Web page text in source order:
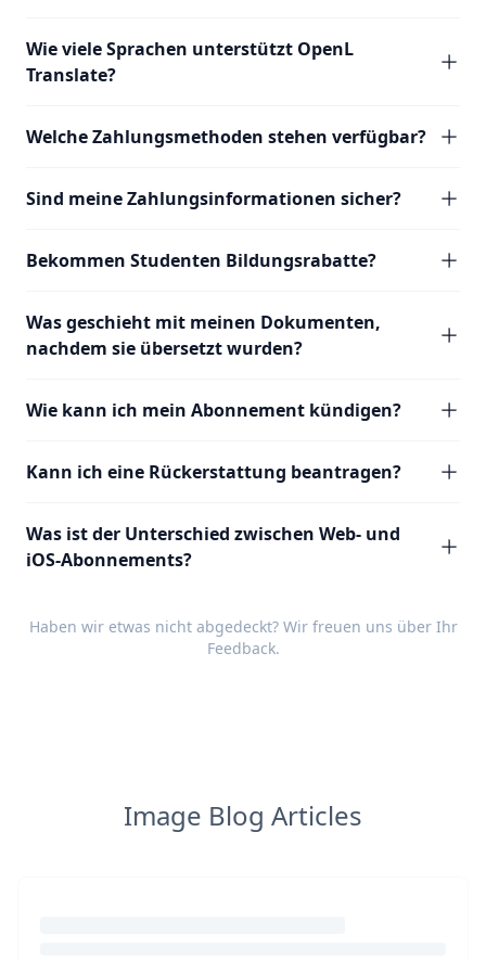
Wie viele Sprachen unterstützt OpenL
Translate?
Welche Zahlungsmethoden stehen verfügbar?
Sind meine Zahlungsinformationen sicher?
Bekommen Studenten Bildungsrabatte?
Was geschieht mit meinen Dokumenten,
nachdem sie übersetzt wurden?
Wie kann ich mein Abonnement kündigen?
Kann ich eine Rückerstattung beantragen?
Was ist der Unterschied zwischen Web- und
iOS-Abonnements?
Haben wir etwas nicht abgedeckt? Wir freuen uns über Ihr
Feedback.
Image Blog Articles